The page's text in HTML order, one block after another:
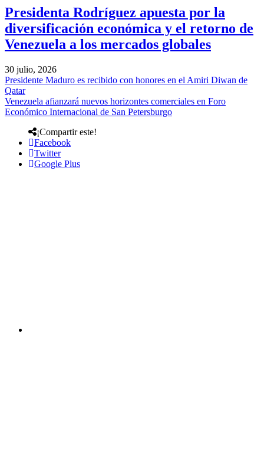
Presidenta Rodríguez apuesta por la
diversificación económica y el retorno de
Venezuela a los mercados globales
30 julio, 2026
Presidente Maduro es recibido con honores en el Amiri Diwan de
Qatar
Venezuela afianzará nuevos horizontes comerciales en Foro
Económico Internacional de San Petersburgo
¡Compartir este!
Facebook
Twitter
Google Plus